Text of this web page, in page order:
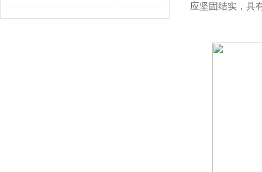
应坚固结实，具